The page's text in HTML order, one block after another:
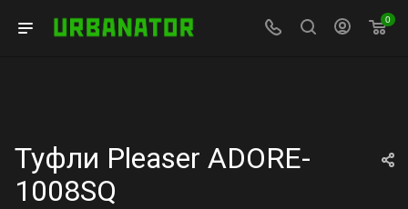
0
Туфли Pleaser ADORE-
1008SQ